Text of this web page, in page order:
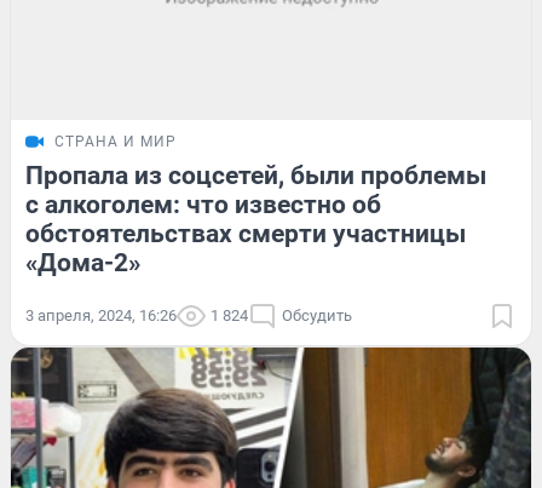
СТРАНА И МИР
Пропала из соцсетей, были проблемы
с алкоголем: что известно об
обстоятельствах смерти участницы
«Дома-2»
3 апреля, 2024, 16:26 1 824 Обсудить